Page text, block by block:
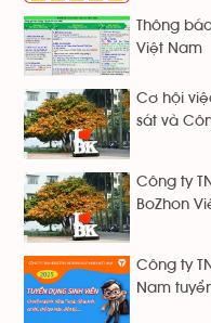
Thông
Việt Nam
Cơ hội
sát và
Công ty
BoZhon
Công ty
Nam